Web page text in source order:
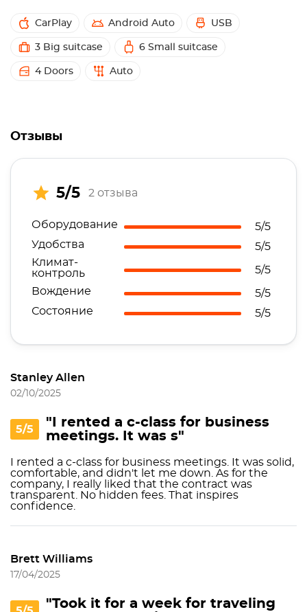
CarPlay Android Auto USB
3 Big suitcase 6 Small suitcase
4 Doors Auto
Отзывы
5/5 2 отзыва
Оборудование
5/5
Удобства
5/5
Климат-
контроль
5/5
Вождение
5/5
Состояние
5/5
Stanley Allen
02/10/2025
5/5
"I rented a c-class for business
meetings. It was s"
I rented a c-class for business meetings. It was solid,
comfortable, and didn't let me down. As for the
company, I really liked that the contract was
transparent. No hidden fees. That inspires
confidence.
Brett Williams
17/04/2025
"Took it for a week for traveling